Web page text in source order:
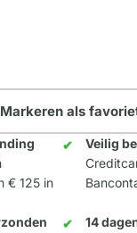
Markeren als
€ 125 in
Veilig
14